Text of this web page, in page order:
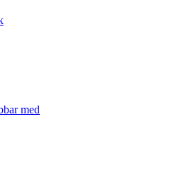
med